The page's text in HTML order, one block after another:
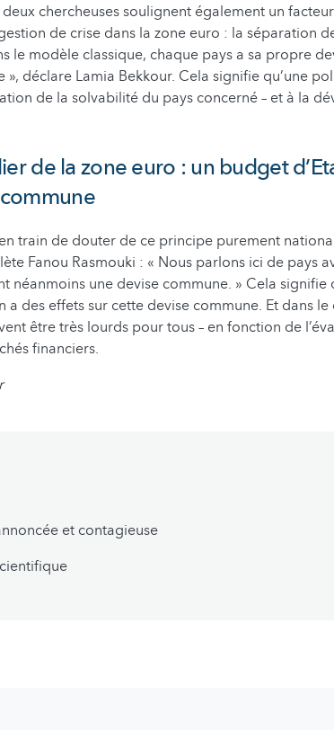
chercheuses soulignent également un
de crise dans la zone euro : la séparation
le modèle classique, chaque pays a sa propre
déclare Lamia Bekkour. Cela signifie qu’une
de la solvabilité du pays concerné – et à la
de la zone euro : un budget
train de douter de ce principe purement
Fanou Rasmouki : « Nous parlons ici de pays
néanmoins une devise commune. » Cela
a des effets sur cette devise commune. Et dans le
être très lourds pour tous – en fonction de
financiers.
et contagieuse